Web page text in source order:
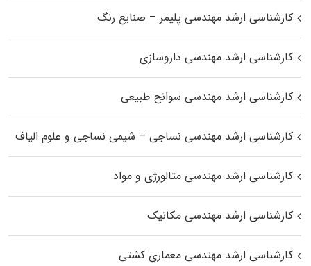
کارشناسی ارشد مهندسی پلیمر – صنایع رنگ
کارشناسی ارشد مهندسی داروسازی
کارشناسی ارشد مهندسی سوانح طبیعی
کارشناسی ارشد مهندسی نساجی – شیمی نساجی و علوم الیاف
کارشناسی ارشد مهندسی متالورژی و مواد
کارشناسی ارشد مهندسی مکانیک
کارشناسی ارشد مهندسی معماری کشتی